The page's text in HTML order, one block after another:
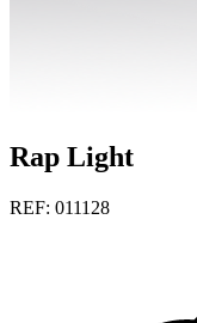
Rap Light
REF: 011128